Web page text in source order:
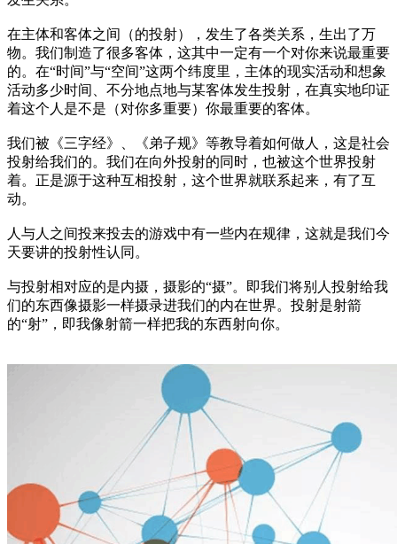
在主体和客体之间（的投射），发生了各类关系，生出了万
物。我们制造了很多客体，这其中一定有一个对你来说最重要
的。在“时间”与“空间”这两个纬度里，主体的现实活动和想象
活动多少时间、不分地点地与某客体发生投射，在真实地印证
着这个人是不是（对你多重要）你最重要的客体。
我们被《三字经》、《弟子规》等教导着如何做人，这是社会
投射给我们的。我们在向外投射的同时，也被这个世界投射
着。正是源于这种互相投射，这个世界就联系起来，有了互
动。
人与人之间投来投去的游戏中有一些内在规律，这就是我们今
天要讲的投射性认同。
与投射相对应的是内摄，摄影的“摄”。即我们将别人投射给我
们的东西像摄影一样摄录进我们的内在世界。投射是射箭
的“射”，即我像射箭一样把我的东西射向你。